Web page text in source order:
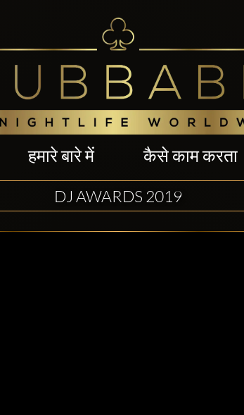
हमारे बारे में कैसे काम करता
DJ AWARDS 2019